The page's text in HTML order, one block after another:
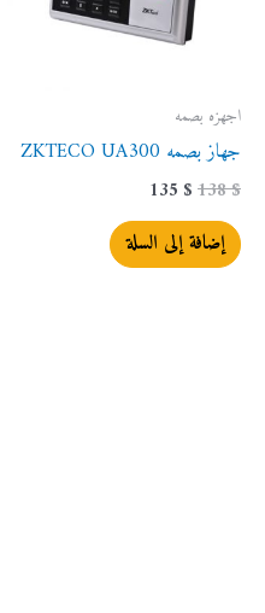
اجهزه بصمه
جهاز بصمه ZKTECO UA300
138$
135 $
إضافة إلى السلة